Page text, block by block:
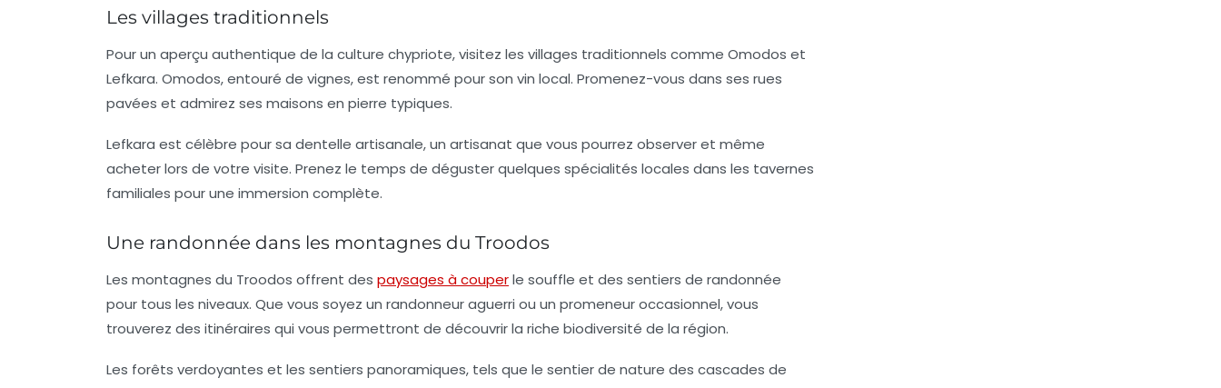
Les villages traditionnels
Pour un aperçu authentique de la culture chypriote, visitez les villages traditionnels comme Omodos et
Lefkara. Omodos, entouré de vignes, est renommé pour son vin local. Promenez-vous dans ses rues
pavées et admirez ses maisons en pierre typiques.
Lefkara est célèbre pour sa dentelle artisanale, un artisanat que vous pourrez observer et même
acheter lors de votre visite. Prenez le temps de déguster quelques spécialités locales dans les tavernes
familiales pour une immersion complète.
Une randonnée dans les montagnes du Troodos
Les montagnes du Troodos offrent des paysages à couperle souffle et des sentiers de randonnée
pour tous les niveaux. Que vous soyez un randonneur aguerri ou un promeneur occasionnel, vous
trouverez des itinéraires qui vous permettront de découvrir la riche biodiversité de la région.
Les forêts verdoyantes et les sentiers panoramiques, tels que le sentier de nature des cascades de